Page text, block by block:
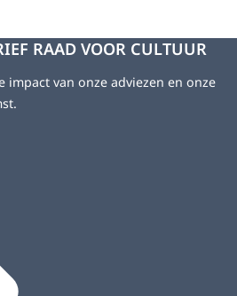
RAAD VOOR CULTUUR
impact van onze adviezen en onze